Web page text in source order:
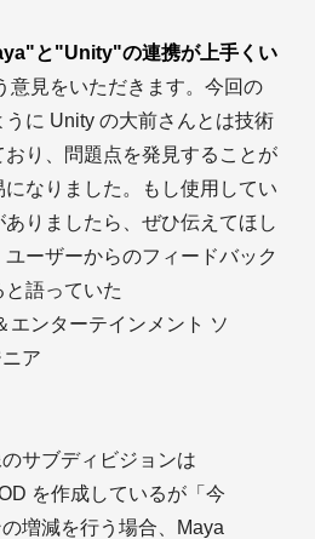
と"Unity"の連携が上手くい
意見をいただきます。今回の
うに Unity の大前さんとは技術
おり、問題点を発見することが
になりました。もし使用してい
ありましたら、ぜひ伝えてほし
ユーザーからのフィードバック
と語っていた
エンターテインメント ソ
ア
サブディビジョンは
を作成しているが「今
増減を行う場合、Maya